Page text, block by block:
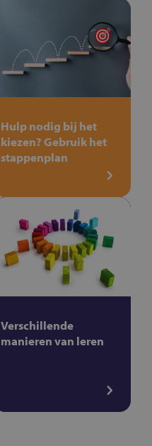
Hulp nodig bij het
kiezen? Gebruik het
stappenplan
Verschillende
manieren van leren